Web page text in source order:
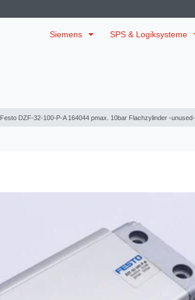
Siemens SPS & Logiksysteme
Festo DZF-32-100-P-A 164044 pmax. 10bar Flachzylinder -unused-